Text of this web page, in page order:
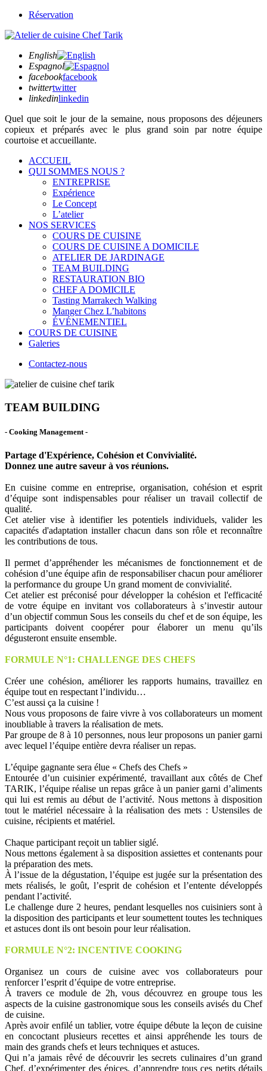
Réservation
English
Espagnol
facebookfacebook
twittertwitter
linkedinlinkedin
Quel que soitle jour de la semaine, nous proposons des déjeuners
copieux et préparés avec le plus grand soin par notre équipe
courtoise et accueillante.
ACCUEIL
QUI SOMMES NOUS ?
ENTREPRISE
Expérience
Le Concept
L’atelier
NOS SERVICES
COURS DE CUISINE
COURS DE CUISINE A DOMICILE
ATELIER DE JARDINAGE
TEAM BUILDING
RESTAURATION BIO
CHEF A DOMICILE
Tasting Marrakech Walking
Manger Chez L’habitons
ÉVÉNEMENTIEL
COURS DE CUISINE
Galeries
Contactez-nous
TEAM BUILDING
- Cooking Management -
Partage d'Expérience, Cohésion et Convivialité.
Donnez une autre saveur à vos réunions.
En cuisine comme en entreprise, organisation, cohésion et esprit
d’équipe sont indispensables pour réaliser un travail collectif de
qualité.
Cet atelier vise à identifier les potentiels individuels, valider les
capacités d'adaptation installer chacun dans son rôle et reconnaître
les contributions de tous.
Il permet d’appréhender les mécanismes de fonctionnement et de
cohésion d’une équipe afin de responsabiliser chacun pour améliorer
la performance du groupe Un grand moment de convivialité.
Cet atelier est préconisé pour développer la cohésion et l'efficacité
de votre équipe en invitant vos collaborateurs à s’investir autour
d’un objectif commun Sous les conseils du chef et de son équipe, les
participants doivent coopérer pour élaborer un menu qu’ils
dégusteront ensuite ensemble.
FORMULE N°1: CHALLENGE DES CHEFS
Créer une cohésion, améliorer les rapports humains, travaillez en
équipe tout en respectant l’individu…
C’est aussi ça la cuisine !
Nous vous proposons de faire vivre à vos collaborateurs un moment
inoubliable à travers la réalisation de mets.
Par groupe de 8 à 10 personnes, nous leur proposons un panier garni
avec lequel l’équipe entière devra réaliser un repas.
L’équipe gagnante sera élue « Chefs des Chefs »
Entourée d’un cuisinier expérimenté, travaillant aux côtés de Chef
TARIK, l’équipe réalise un repas grâce à un panier garni d’aliments
qui lui est remis au début de l’activité. Nous mettons à disposition
tout le matériel nécessaire à la réalisation des mets : Ustensiles de
cuisine, récipients et matériel.
Chaque participant reçoit un tablier siglé.
Nous mettons également à sa disposition assiettes et contenants pour
la préparation des mets.
À l’issue de la dégustation, l’équipe est jugée sur la présentation des
mets réalisés, le goût, l’esprit de cohésion et l’entente développés
pendant l’activité.
Le challenge dure 2 heures, pendant lesquelles nos cuisiniers sont à
la disposition des participants et leur soumettent toutes les techniques
et astuces dont ils ont besoin pour leur réalisation.
FORMULE N°2: INCENTIVE COOKING
Organisez un cours de cuisine avec vos collaborateurs pour
renforcer l’esprit d’équipe de votre entreprise.
À travers ce module de 2h, vous découvrez en groupe tous les
aspects de la cuisine gastronomique sous les conseils avisés du Chef
de cuisine.
Après avoir enfilé un tablier, votre équipe débute la leçon de cuisine
en concoctant plusieurs recettes et ainsi appréhende les tours de
main des grands chefs et leurs techniques et astuces.
Qui n’a jamais rêvé de découvrir les secrets culinaires d’un grand
Chef, d’expérimenter des épices, d’apprendre tous ces petits détails